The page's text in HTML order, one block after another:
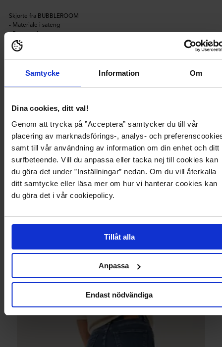
Samtycke Information Om
Dina cookies, ditt val!
Genom att trycka på ”Acceptera” samtycker du till vår
placering av marknadsförings-, analys- och
samt till vår användning av information om din enhet och ditt
surfbeteende. Vill du anpassa eller tacka nej till cookies kan
du göra det under ”Inställningar” nedan. Om du vill återkalla
ditt samtycke eller läsa mer om hur vi hanterar cookies kan
du göra det i vår cookiepolicy.
Tillåt alla
Anpassa
Endast nödvändiga
Skjorte fra BUBBLEROOM
- Materiale i sateng
- Rett passform
- Krage
- Knappstolpe foran
- Mansjetter på enden av ermene
- Puffermer
- Lengde fra skuldrene: 64cm i størrelse 36
- Den resirkulerte polyesteren i dette produktet er sertifisert av en
flasker eller av produksjonsavfall fra produksjonsprosessen. Ved å bruke
materialer som allerede er i omløp, kan vi spare naturressurser.
Recycled polyester
Produktdetaljer
Levering og betaling
Du vil kanskje også like